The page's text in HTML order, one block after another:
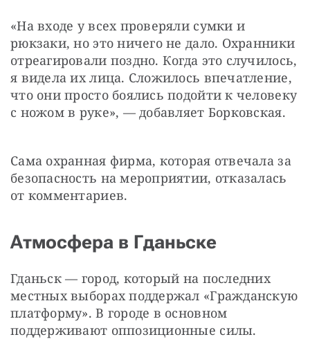
«На входе у всех проверяли сумки и
рюкзаки, но это ничего не дало. Охранники
отреагировали поздно. Когда это случилось,
я видела их лица. Сложилось впечатление,
что они просто боялись подойти к человеку
с ножом в руке», — добавляет Борковская.
Сама охранная фирма, которая отвечала за
безопасность на мероприятии, отказалась
от комментариев.
Атмосфера в Гданьске
Гданьск — город, который на последних
местных выборах поддержал «Гражданскую
платформу». В городе в основном
поддерживают оппозиционные силы.